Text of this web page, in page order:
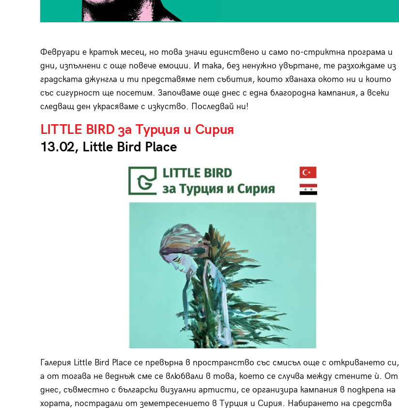
Февруари е кратък месец, но това значи единствено и само по-стриктна програма и
дни, изпълнени с още повече емоции. И така, без ненужно увъртане, те разхождаме из
градската джунгла и ти представяме пет събития, които хванаха окото ни и които
със сигурност ще посетим. Започваме още днес с една благородна кампания, а всеки
следващ ден украсяваме с изкуство. Последвай ни!
LITTLE BIRD за Турция и Сирия
13.02, Little Bird Place
Галерия Little Bird Place се превърна в пространство със смисъл още с откриването си,
а от тогава не веднъж сме се влюбвали в това, което се случва между стените ѝ. От
днес, съвместно с български визуални артисти, се организира кампания в подкрепа на
хората, пострадали от земетресението в Турция и Сирия. Набирането на средства